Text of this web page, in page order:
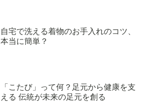
自宅で洗える着物のお手入れのコツ、
本当に簡単？
「こたび」って何？足元から健康を支
える 伝統が未来の足元を創る